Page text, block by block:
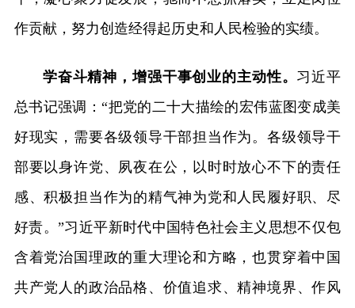
作贡献，努力创造经得起历史和人民检验的实绩。
学奋斗精神，增强干事创业的主动性。 习近平
总书记强调：“把党的二十大描绘的宏伟蓝图变成美
好现实，需要各级领导干部担当作为。各级领导干
部要以身许党、夙夜在公，以时时放心不下的责任
感、积极担当作为的精气神为党和人民履好职、尽
好责。”习近平新时代中国特色社会主义思想不仅包
含着党治国理政的重大理论和方略，也贯穿着中国
共产党人的政治品格、价值追求、精神境界、作风